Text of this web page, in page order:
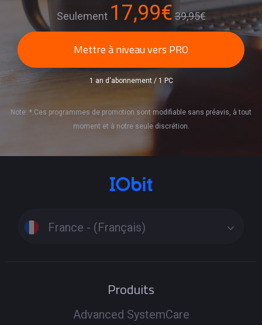
Seulement 17,99€ 39,95€
Mettre à niveau vers PRO
1 an d'abonnement / 1 PC
Note: *.Ces programmes de promotion sont modifiable sans préavis, à tout
moment et à notre seule discrétion.
France - (Français)
Produits
Advanced SystemCare